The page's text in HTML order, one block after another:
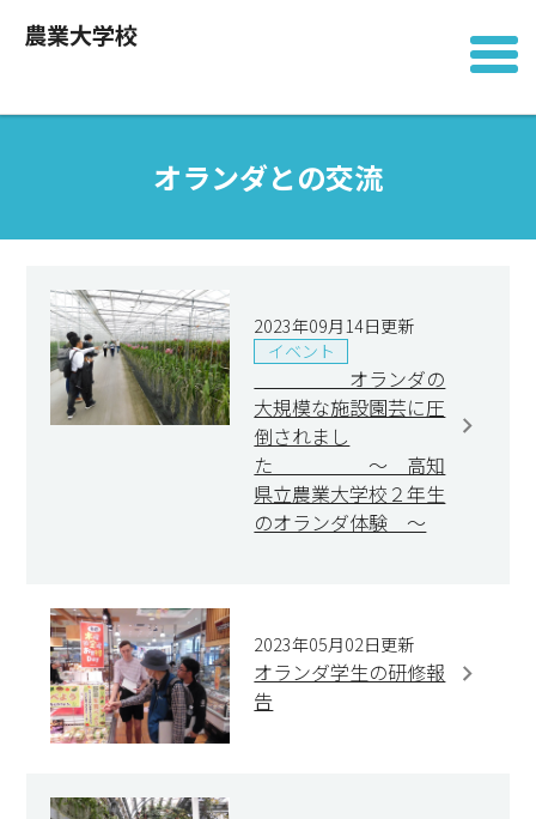
農業大学校
オランダとの交流
2023年09月14日更新
イベント
オランダの
大規模な施設園芸に圧
倒されまし
た ～ 高知
県立農業大学校２年生
のオランダ体験 ～
2023年05月02日更新
オランダ学生の研修報
告